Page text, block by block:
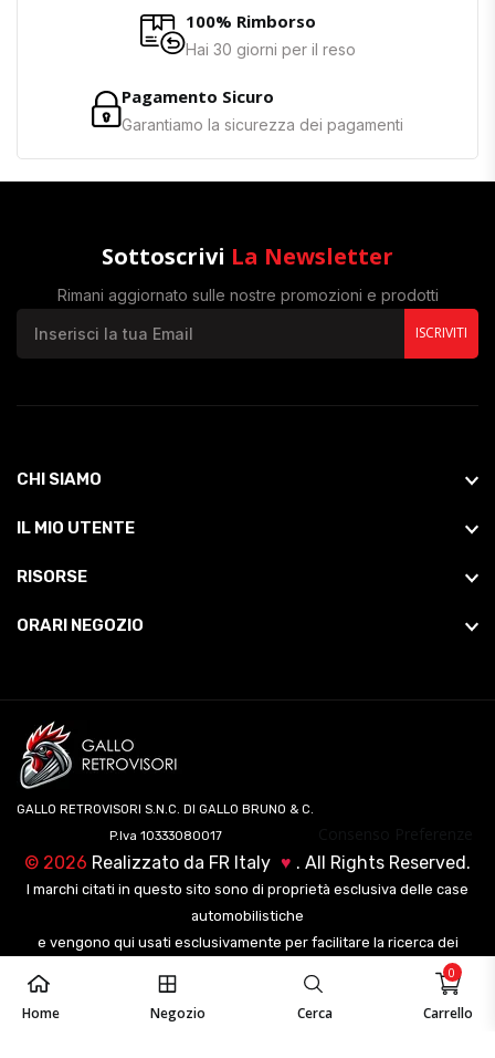
Home Negozio Cerca Carrello
0
100% Rimborso
Hai 30 giorni per il reso
Pagamento Sicuro
Garantiamo la sicurezza dei pagamenti
Sottoscrivi La Newsletter
Rimani aggiornato sulle nostre promozioni e prodotti
ISCRIVITI
CHI SIAMO
IL MIO UTENTE
RISORSE
ORARI NEGOZIO
GALLO RETROVISORI S.N.C. DI GALLO BRUNO & C.
P.Iva 10333080017
© 2026 Realizzato da FR Italy ♥ . All Rights Reserved.
I marchi citati in questo sito sono di proprietà esclusiva delle case
automobilistiche
e vengono qui usati esclusivamente per facilitare la ricerca dei